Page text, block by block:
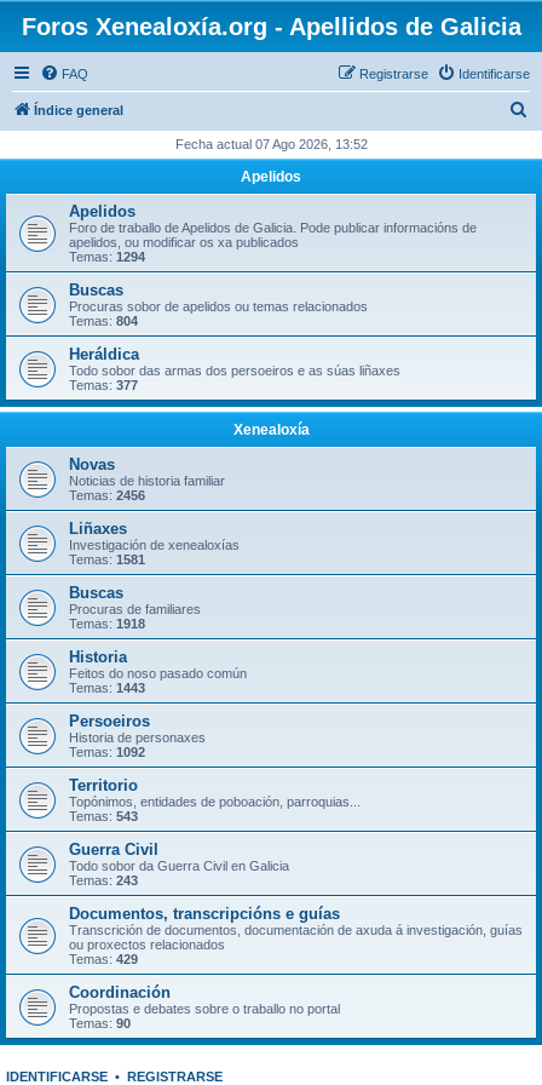
Foros Xenealoxía.org - Apellidos de Galicia
FAQ Identificarse
Registrarse
Índice general
c
Fecha actual 07 Ago 2026, 13:52
Apelidos
Apelidos
Foro de traballo de Apelidos de Galicia. Pode publicar informacións de
apelidos, ou modificar os xa publicados
Temas: 1294
Buscas
Procuras sobor de apelidos ou temas relacionados
Temas: 804
Heráldica
Todo sobor das armas dos persoeiros e as súas liñaxes
Temas: 377
Xenealoxía
Novas
Noticias de historia familiar
Temas: 2456
Liñaxes
Investigación de xenealoxías
Temas: 1581
Buscas
Procuras de familiares
Temas: 1918
Historia
Feitos do noso pasado común
Temas: 1443
Persoeiros
Historia de personaxes
Temas: 1092
Territorio
Topónimos, entidades de poboación, parroquias...
Temas: 543
Guerra Civil
Todo sobor da Guerra Civil en Galicia
Temas: 243
Documentos, transcripcións e guías
Transcrición de documentos, documentación de axuda á investigación, guías
ou proxectos relacionados
Temas: 429
Coordinación
Propostas e debates sobre o traballo no portal
Temas: 90
IDENTIFICARSE • REGISTRARSE